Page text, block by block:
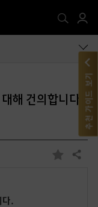
해 건의합니다.
즐
공유하기
다.
추천 가이드 보기